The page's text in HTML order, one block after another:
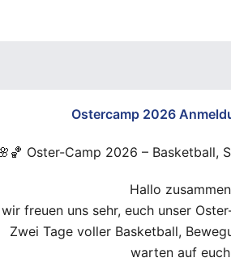
Ostercamp 2026
Oster-Camp 2026 – Basketball,
Hallo
wir freuen uns sehr, euch unser
Zwei Tage voller Basketball,
warten auf